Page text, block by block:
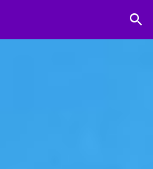
Skip to navigation